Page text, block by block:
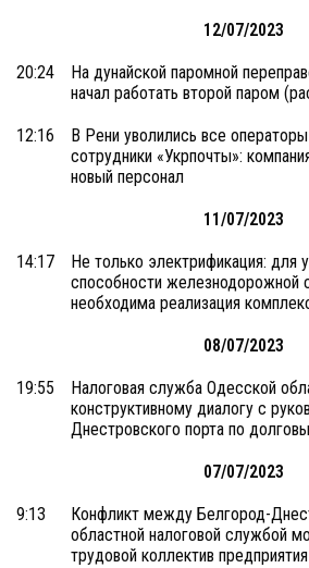
12/07/2023
20:24
На дунайской паромной
начал работать второй паром
12:16
В Рени уволились все
сотрудники «Укрпочты»:
новый персонал
11/07/2023
14:17
Не только электрификация: для
способности железнодорожной
необходима реализация
08/07/2023
19:55
Налоговая служба Одесской
конструктивному диалогу с
Днестровского порта по
07/07/2023
9:13
Конфликт между Белгород-
областной налоговой службой
трудовой коллектив